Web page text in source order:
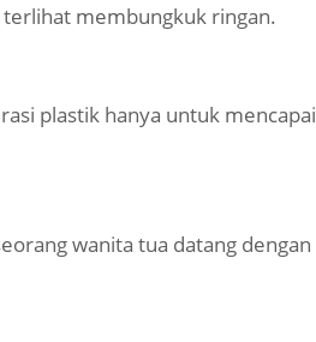
terlihat membungkuk ringan.
plastik hanya untuk mencapai
wanita tua datang dengan